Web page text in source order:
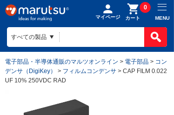
マイページ カート
0
MENU
電子部品・半導体通販のマルツオンライン > 電子部品 > コン
デンサ（DigiKey）
> フィルムコンデンサ > CAP FILM 0.022
UF 10% 250VDC RAD